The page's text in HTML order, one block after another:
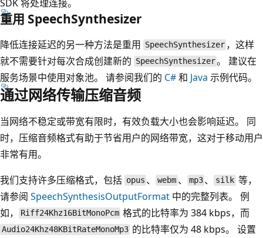
SDK 将处理连接。
重用 SpeechSynthesizer
降低连接延迟的另一种方法是重用 SpeechSynthesizer ，这样
就不需要针对每次合成创建新的 SpeechSynthesizer。 建议在
服务场景中使用对象池。 请参阅我们的 C#和 Java 示例代码。
通过网络传输压缩音频
当网络不稳定或带宽有限时，有效负载大小也会影响延迟。 同
时，压缩音频格式有助于节省用户的网络带宽，这对于移动用户
非常有用。
我们支持许多压缩格式，包括 opus 、webm、 mp3 、 silk等，
请参阅 SpeechSynthesisOutputFormat 中的完整列表。 例
如，
Riff24Khz16BitMonoPcm 格式的比特率为 384 kbps，而
Audio24Khz48KBitRateMonoMp3 的比特率仅为 48 kbps。 设置